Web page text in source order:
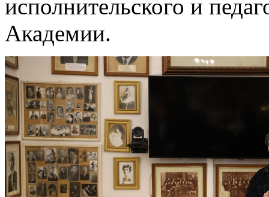
исполнительского и
Академии.